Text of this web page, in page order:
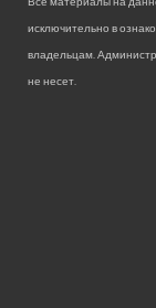
исключительно в
владельцам.
не несет.